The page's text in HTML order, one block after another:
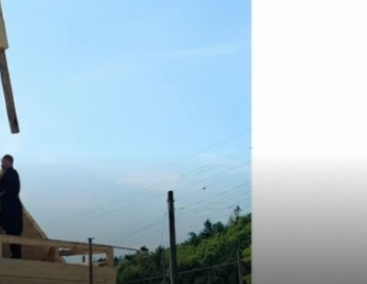
la 570 de ani de la moartea lui Iancu de
în perioada 14–16 august
Ulici” din Sighet găzduiește o nouă
gazda unui eveniment